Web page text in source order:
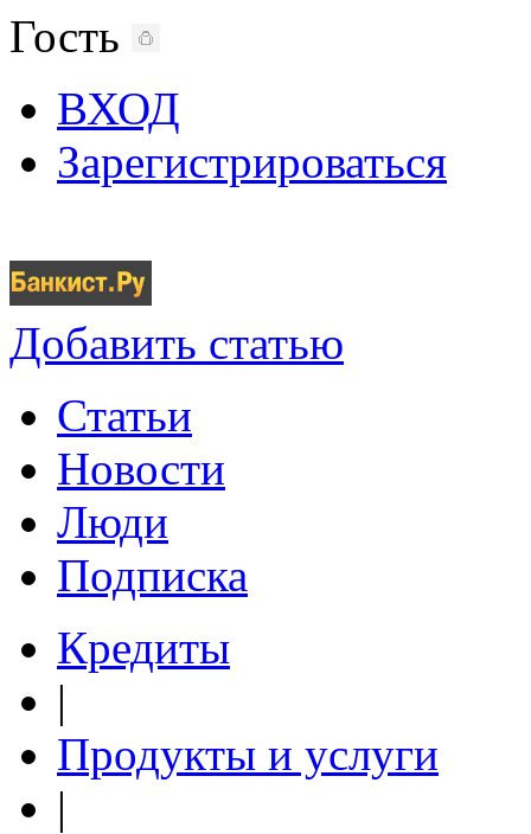
Гость
ВХОД
Зарегистрироваться
Добавить статью
Статьи
Новости
Люди
Подписка
Кредиты
|
Продукты и услуги
|